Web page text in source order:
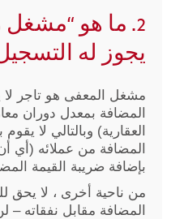
2. ما هو
يجوز له
مشغل المعفى هو تاجر لا
المضافة بمعدل دوران
العقارية) وبالتالي لا
المضافة من عملائه
بإضافة ضريبة القيمة
من ناحية أخرى ، لا يحق
المضافة مقابل نفقاته